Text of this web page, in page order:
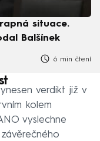
situace.
Balšínek
6 min čtení
verdikt již v
kolem
vyslechne